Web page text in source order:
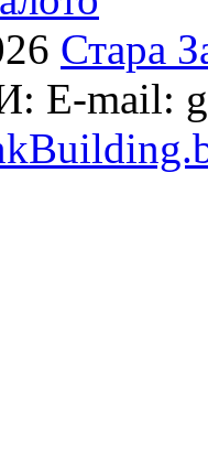
Стара
mail: